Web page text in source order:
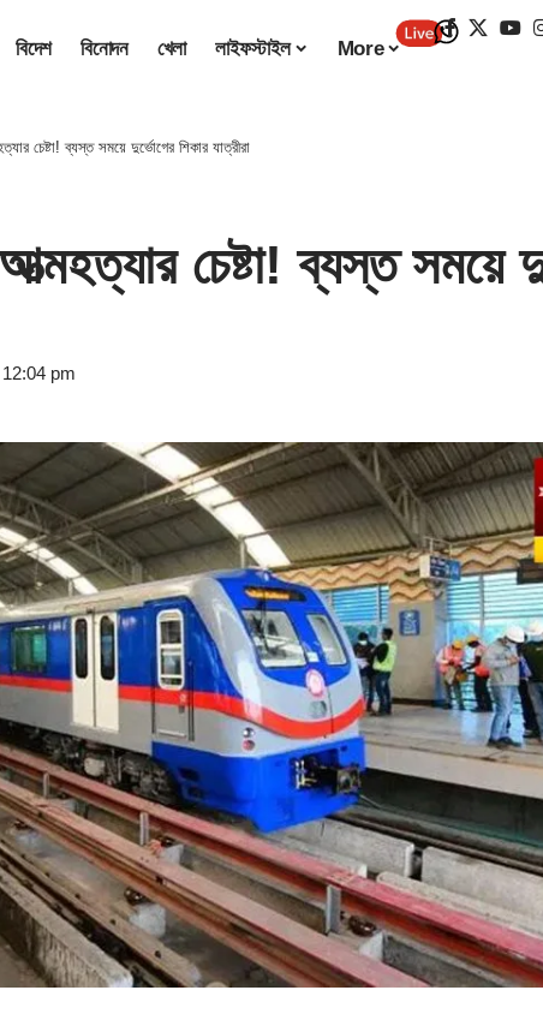
বিদেশ বিনোদন খেলা লাইফস্টাইল More
চেষ্টা! ব্যস্ত সময়ে দুর্ভোগের শিকার যাত্রীরা
চেষ্টা! ব্যস্ত সময়ে
pm